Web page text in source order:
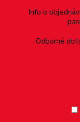
bez bandáže -
-
Info o
Odborné